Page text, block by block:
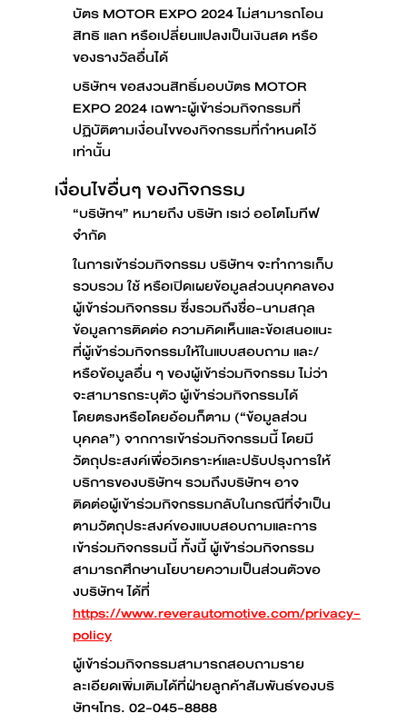
บัตร MOTOR EXPO 2024 ไม่สามารถโอน
สิทธิ แลก หรือเปลี่ยนแปลงเป็นเงินสด หรือ
ของรางวัลอื่นได้
บริษัทฯ ขอสงวนสิทธิ์มอบบัตร MOTOR
EXPO 2024 เฉพาะผู้เข้าร่วมกิจกรรมที่
ปฏิบัติตามเงื่อนไขของกิจกรรมที่กำหนดไว้
เท่านั้น
เงื่อนไขอื่นๆ ของกิจกรรม
“บริษัทฯ” หมายถึง บริษัท เรเว่ ออโตโมทีฟ
จำกัด
ในการเข้าร่วมกิจกรรม บริษัทฯ จะทำการเก็บ
รวบรวม ใช้ หรือเปิดเผยข้อมูลส่วนบุคคลของ
ผู้เข้าร่วมกิจกรรม ซึ่งรวมถึงชื่อ-นามสกุล
ข้อมูลการติดต่อ ความคิดเห็นและข้อเสนอแนะ
ที่ผู้เข้าร่วมกิจกรรมให้ในแบบสอบถาม และ/
หรือข้อมูลอื่น ๆ ของผู้เข้าร่วมกิจกรรม ไม่ว่า
จะสามารถระบุตัว ผู้เข้าร่วมกิจกรรมได้
โดยตรงหรือโดยอ้อมก็ตาม (“ข้อมูลส่วน
บุคคล”) จากการเข้าร่วมกิจกรรมนี้ โดยมี
วัตถุประสงค์เพื่อวิเคราะห์และปรับปรุงการให้
บริการของบริษัทฯ รวมถึงบริษัทฯ อาจ
ติดต่อผู้เข้าร่วมกิจกรรมกลับในกรณีที่จำเป็น
ตามวัตถุประสงค์ของแบบสอบถามและการ
เข้าร่วมกิจกรรมนี้ ทั้งนี้ ผู้เข้าร่วมกิจกรรม
สามารถศึกษานโยบายความเป็นส่วนตัวขอ
งบริษัทฯ ได้ที่
https://www.reverautomotive.com/privacy-
policy
ผู้เข้าร่วมกิจกรรมสามารถสอบถามราย
ละเอียดเพิ่มเติมได้ที่ฝ่ายลูกค้าสัมพันธ์ของบริ
ษัทฯโทร. 02-045-8888